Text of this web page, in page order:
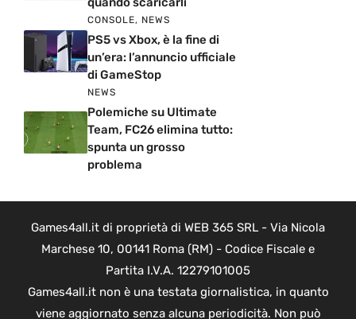
CONSOLE, NEWS
PS5 vs Xbox, è la fine di
un’era: l’annuncio ufficiale
di GameStop
NEWS
Polemiche su Ultimate
Team, FC26 elimina tutto:
spunta un grosso
problema
Games4all.it di proprietà di WEB 365 SRL - Via Nicola
Marchese 10, 00141 Roma (RM) - Codice Fiscale e
Partita I.V.A. 12279101005
Games4all.it non è una testata giornalistica, in quanto
viene aggiornato senza alcuna periodicità. Non può